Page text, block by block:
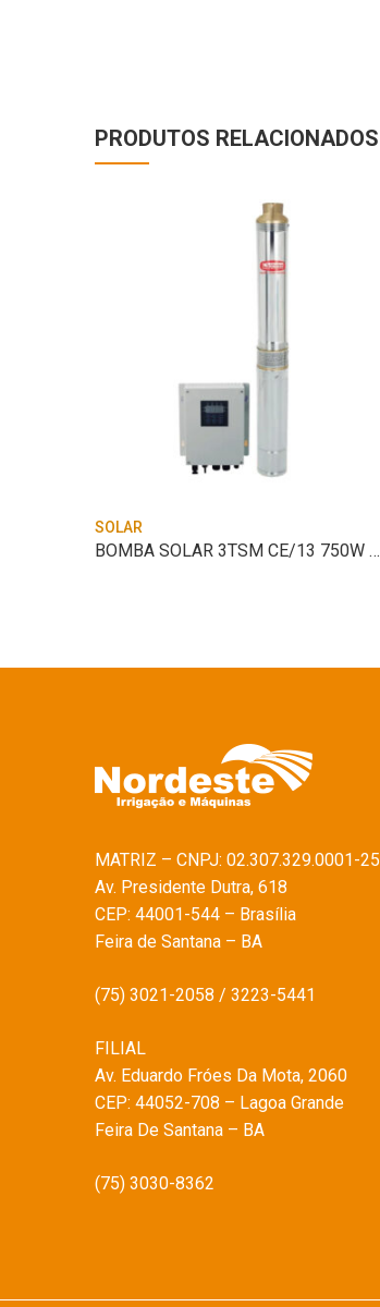
PRODUTOS RELACIONADOS
SOLAR
BOMBA SOLAR 3TSM CE/13 750W 108V
MATRIZ – CNPJ: 02.307.329.0001-25
Av. Presidente Dutra, 618
CEP: 44001-544 – Brasília
Feira de Santana – BA
(75) 3021-2058 / 3223-5441
FILIAL
Av. Eduardo Fróes Da Mota, 2060
CEP: 44052-708 – Lagoa Grande
Feira De Santana – BA
(75) 3030-8362